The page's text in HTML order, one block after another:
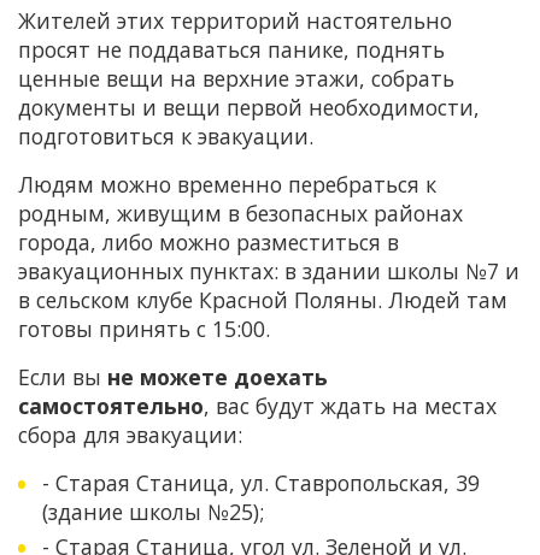
Жителей этих территорий настоятельно
просят не поддаваться панике, поднять
ценные вещи на верхние этажи, собрать
документы и вещи первой необходимости,
подготовиться к эвакуации.
Людям можно временно перебраться к
родным, живущим в безопасных районах
города, либо можно разместиться в
эвакуационных пунктах: в здании школы №7 и
в сельском клубе Красной Поляны. Людей там
готовы принять с 15:00.
Если вы не можете доехать
самостоятельно, вас будут ждать на местах
сбора для эвакуации:
- Старая Станица, ул. Ставропольская, 39
(здание школы №25);
- Старая Станица, угол ул. Зеленой и ул.